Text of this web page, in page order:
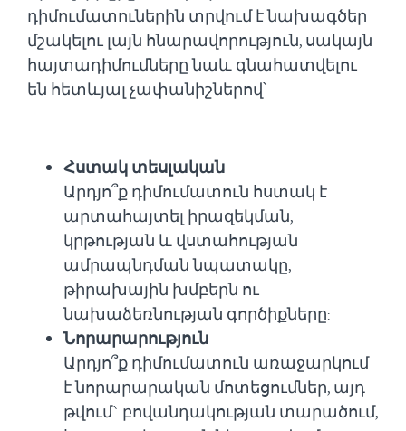
դիմումատուներին տրվում է նախագծեր
մշակելու լայն հնարավորություն, սակայն
հայտադիմումները նաև գնահատվելու
են հետևյալ չափանիշներով՝
Հստակ տեսլական
Արդյո՞ք դիմումատուն հստակ է
արտահայտել իրազեկման,
կրթության և վստահության
ամրապնդման նպատակը,
թիրախային խմբերն ու
նախաձեռնության գործիքները:
Նորարարություն
Արդյո՞ք դիմումատուն առաջարկում
է նորարարական մոտեցումներ, այդ
թվում` բովանդակության տարածում,